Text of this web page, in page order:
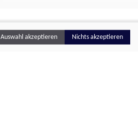
Auswahl akzeptieren Nichts akzeptieren